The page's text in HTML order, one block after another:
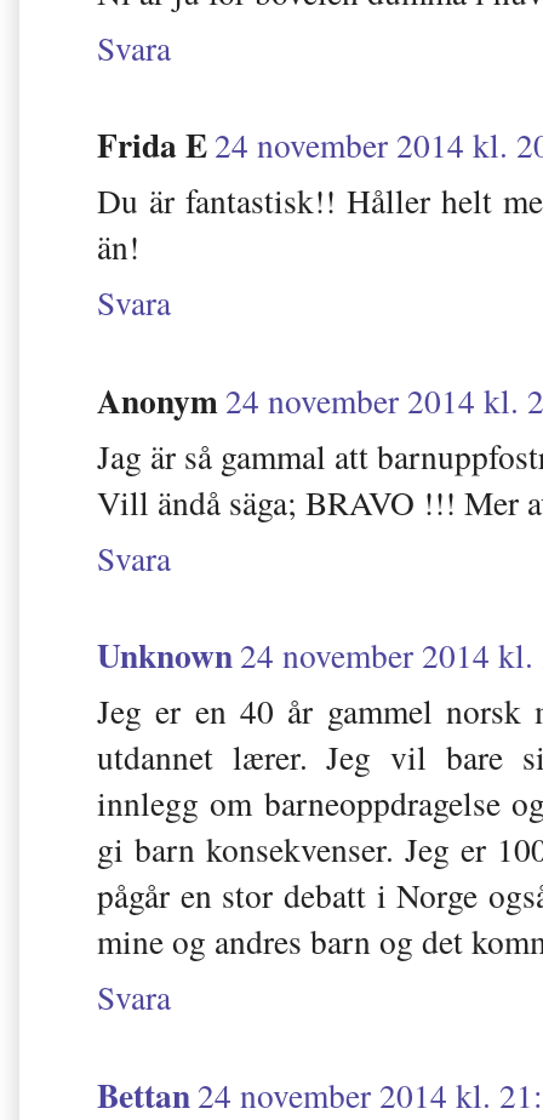
Svara
Frida E24 november 2014 kl.
Du är fantastisk!! Håller helt
än!
Svara
Anonym24 november 2014 kl.
Jag är så gammal att
Vill ändå säga; BRAVO !!! Mer
Svara
Unknown24 november 2014
Jeg er en 40 år gammel
utdannet lærer. Jeg vil bare
innlegg om barneoppdragelse
gi barn konsekvenser. Jeg er
pågår en stor debatt i Norge
mine og andres barn og det
Svara
Bettan24 november 2014 kl.